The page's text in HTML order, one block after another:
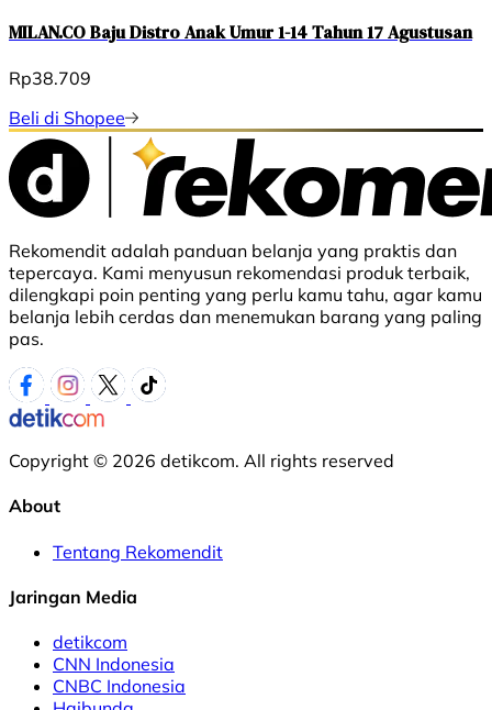
MILAN.CO Baju Distro Anak Umur 1-14 Tahun 17 Agustusan
Rp38.709
Beli di Shopee
Rekomendit adalah panduan belanja yang praktis dan
tepercaya. Kami menyusun rekomendasi produk terbaik,
dilengkapi poin penting yang perlu kamu tahu, agar kamu
belanja lebih cerdas dan menemukan barang yang paling
pas.
Copyright © 2026 detikcom. All rights reserved
About
Tentang Rekomendit
Jaringan Media
detikcom
CNN Indonesia
CNBC Indonesia